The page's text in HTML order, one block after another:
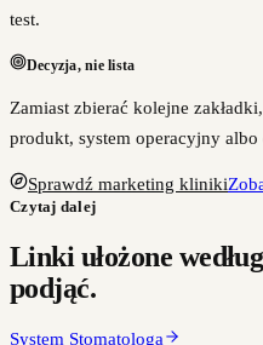
test.
Decyzja, nie lista
Zamiast zbierać kolejne
produkt, system operacyjny albo
Sprawdź marketing kliniki
Czytaj dalej
Linki ułożone
podjąć.
System Stomatologa